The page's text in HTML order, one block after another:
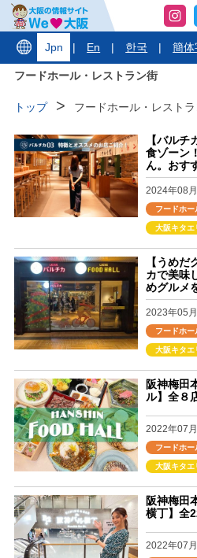
Jpn | En | 한국 | 簡体
フードホール・レストラン街
トップ フードホール・レスト
【バル
食ゾーン
ん。おす
2024年08
フードホ
大阪キタエ
【うめ
カで美味
めグルメ
2023年05
フードホ
大阪キタエ
阪神梅田
ル】全８
2022年07
フードホ
大阪キタエ
阪神梅田
横丁】全
2022年07